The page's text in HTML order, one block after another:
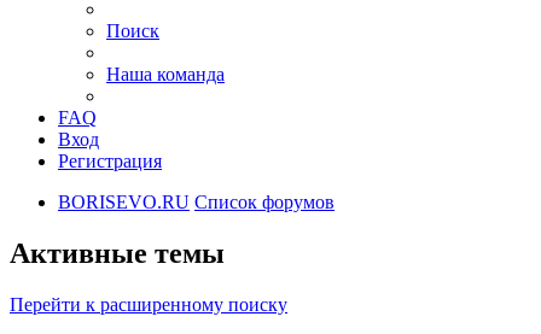
Поиск
Наша команда
FAQ
Вход
Регистрация
BORISEVO.RU Список форумов
Активные темы
Перейти к расширенному поиску